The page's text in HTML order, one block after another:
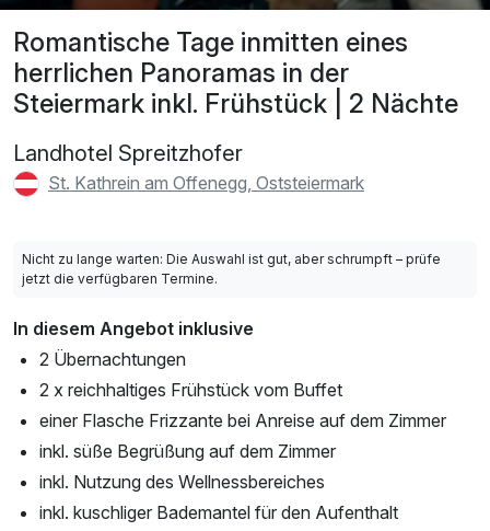
Romantische Tage inmitten eines
herrlichen Panoramas in der
Steiermark inkl. Frühstück | 2 Nächte
Landhotel Spreitzhofer
St. Kathrein am Offenegg, Oststeiermark
Nicht zu lange warten: Die Auswahl ist gut, aber schrumpft – prüfe
jetzt die verfügbaren Termine.
In diesem Angebot inklusive
2 Übernachtungen
2 x reichhaltiges Frühstück vom Buffet
einer Flasche Frizzante bei Anreise auf dem Zimmer
inkl. süße Begrüßung auf dem Zimmer
inkl. Nutzung des Wellnessbereiches
inkl. kuschliger Bademantel für den Aufenthalt